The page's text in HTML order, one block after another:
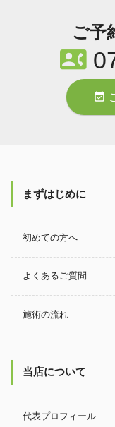
ご予
contact_phone
event_available
まずはじめに
初めての方へ
よくあるご質問
施術の流れ
当店について
代表プロフィール